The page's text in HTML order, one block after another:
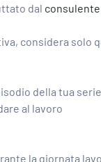
dal
considera solo
della tua
al lavoro
la giornata